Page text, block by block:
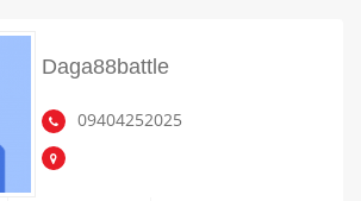
Daga88battle
09404252025